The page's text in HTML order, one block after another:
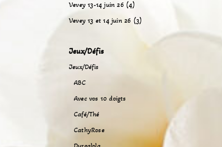
Vevey 13-14 juin 26 (4)
Vevey 13 et 14 juin 26 (3)
Jeux/Défis
Jeux/Défis
ABC
Avec vos 10 doigts
Café/Thé
CathyRose